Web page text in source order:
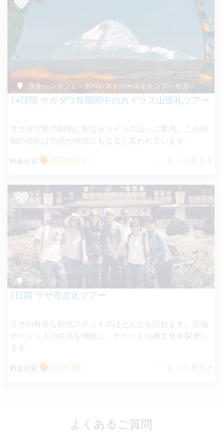
ラサ – シガツェ – エベレストベースキャンプ – サガ – カイラス巡礼 – マナサロワール湖 – サガ – シガツェ – ラサ
14日間 サガダワ祭期間中のカイラス山巡礼ツアー
サガダワ祭の期間に聖なるカイラス山へご案内。この時
期の巡礼は功徳が何倍にもなると言われています。
料金目安 USD3129 もっと見る
ラサ
5日間 ラサ市文化ツアー
ラサの有名な観光スポットのほとんどを訪れます。現地
チベット人の生活を体験し、チベット仏教文化を探求し
ます。
料金目安 USD735 もっと見る
よくあるご質問